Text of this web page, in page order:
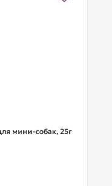
мини-собак, 25г